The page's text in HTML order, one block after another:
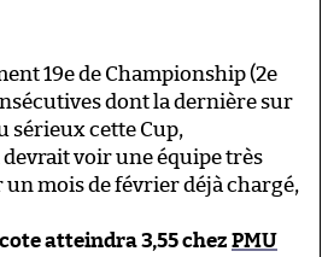
19e de Championship (2e
dont la dernière sur
sérieux cette Cup,
voir une équipe très
un mois de février déjà chargé,
atteindra 3,55 chez PMU